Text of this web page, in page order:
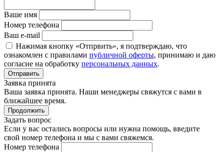
Ваше имя
Номер телефона
Ваш e-mail
Нажимая кнопку «Отпрвить», я подтверждаю, что
ознакомлен с правилами публичной оферты, принимаю и даю
согласие на обработку персональных данных.
Отправить
Заявка принята
Ваша заявка принята. Наши менеджеры свяжутся с вами в
ближайшее время.
Продолжить
Задать вопрос
Если у вас остались вопросы или нужна помощь, введите
свой номер телефона и мы с вами свяжемся.
Номер телефона